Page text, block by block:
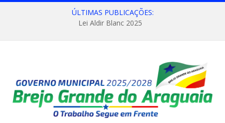
ÚLTIMAS PUBLICAÇÕES:
Lei Aldir Blanc 2025